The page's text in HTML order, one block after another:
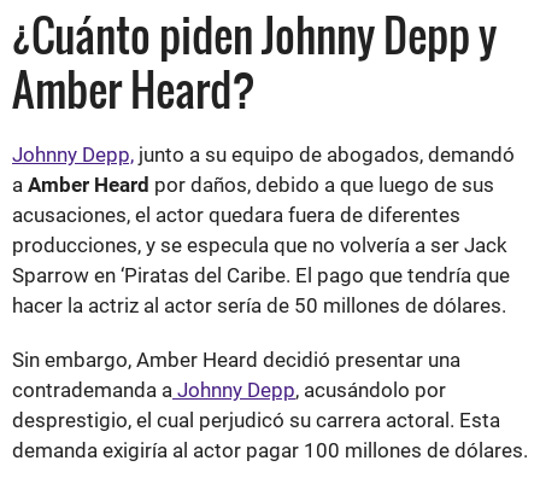
¿Cuánto piden Johnny Depp y
Amber Heard?
Johnny Depp, junto a su equipo de abogados, demandó
a Amber Heard por daños, debido a que luego de sus
acusaciones, el actor quedara fuera de diferentes
producciones, y se especula que no volvería a ser Jack
Sparrow en ‘Piratas del Caribe. El pago que tendría que
hacer la actriz al actor sería de 50 millones de dólares.
Sin embargo, Amber Heard decidió presentar una
contrademanda a Johnny Depp, acusándolo por
desprestigio, el cual perjudicó su carrera actoral. Esta
demanda exigiría al actor pagar 100 millones de dólares.